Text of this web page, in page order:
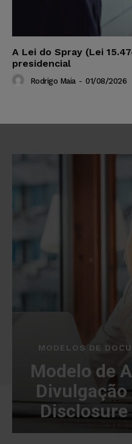
A Lei do Spray (Lei
presidencial
Rodrigo Maia - 01/08/2026